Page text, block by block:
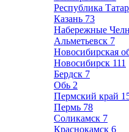
Республика
Казань 73
Набережные
Альметьевск 7
Новосибирская
Новосибирск 111
Бердск 7
Обь 2
Пермский край
Пермь 78
Соликамск 7
Краснокамск 6